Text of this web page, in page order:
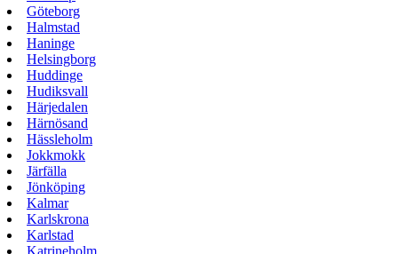
Göteborg
Halmstad
Haninge
Helsingborg
Huddinge
Hudiksvall
Härjedalen
Härnösand
Hässleholm
Jokkmokk
Järfälla
Jönköping
Kalmar
Karlskrona
Karlstad
Katrineholm